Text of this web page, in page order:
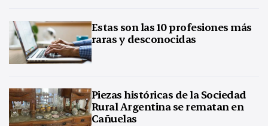
Estas son las 10 profesiones más
raras y desconocidas
Piezas históricas de la Sociedad
Rural Argentina se rematan en
Cañuelas